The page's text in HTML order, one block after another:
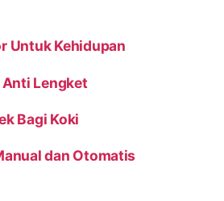
Untuk Kehidupan
Lengket
Bagi Koki
dan Otomatis